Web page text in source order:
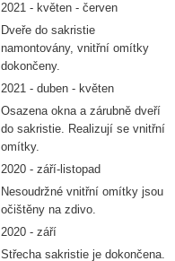
2021 - květen - červen
Dveře do sakristie
namontovány, vnitřní omítky
dokončeny.
2021 - duben - květen
Osazena okna a zárubně dveří
do sakristie. Realizují se vnitřní
omítky.
2020 - září-listopad
Nesoudržné vnitřní omítky jsou
očištěny na zdivo.
2020 - září
Střecha sakristie je dokončena.